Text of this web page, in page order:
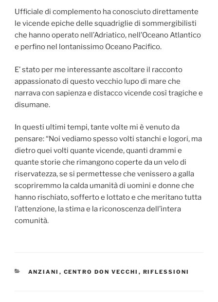
Ufficiale di complemento ha conosciuto direttamente
le vicende epiche delle squadriglie di sommergibilisti
che hanno operato nell’Adriatico, nell’Oceano Atlantico
e perfino nel lontanissimo Oceano Pacifico.
E’ stato per me interessante ascoltare il racconto
appassionato di questo vecchio lupo di mare che
narrava con sapienza e distacco vicende così tragiche e
disumane.
In questi ultimi tempi, tante volte mi è venuto da
pensare: “Noi vediamo spesso volti stanchi e logori, ma
dietro quei volti quante vicende, quanti drammi e
quante storie che rimangono coperte da un velo di
riservatezza, se si permettesse che venissero a galla
scopriremmo la calda umanità di uomini e donne che
hanno rischiato, sofferto e lottato e che meritano tutta
l’attenzione, la stima e la riconoscenza dell’intera
comunità.
CATEGORIE
ANZIANI , CENTRO DON VECCHI , RIFLESSIONI